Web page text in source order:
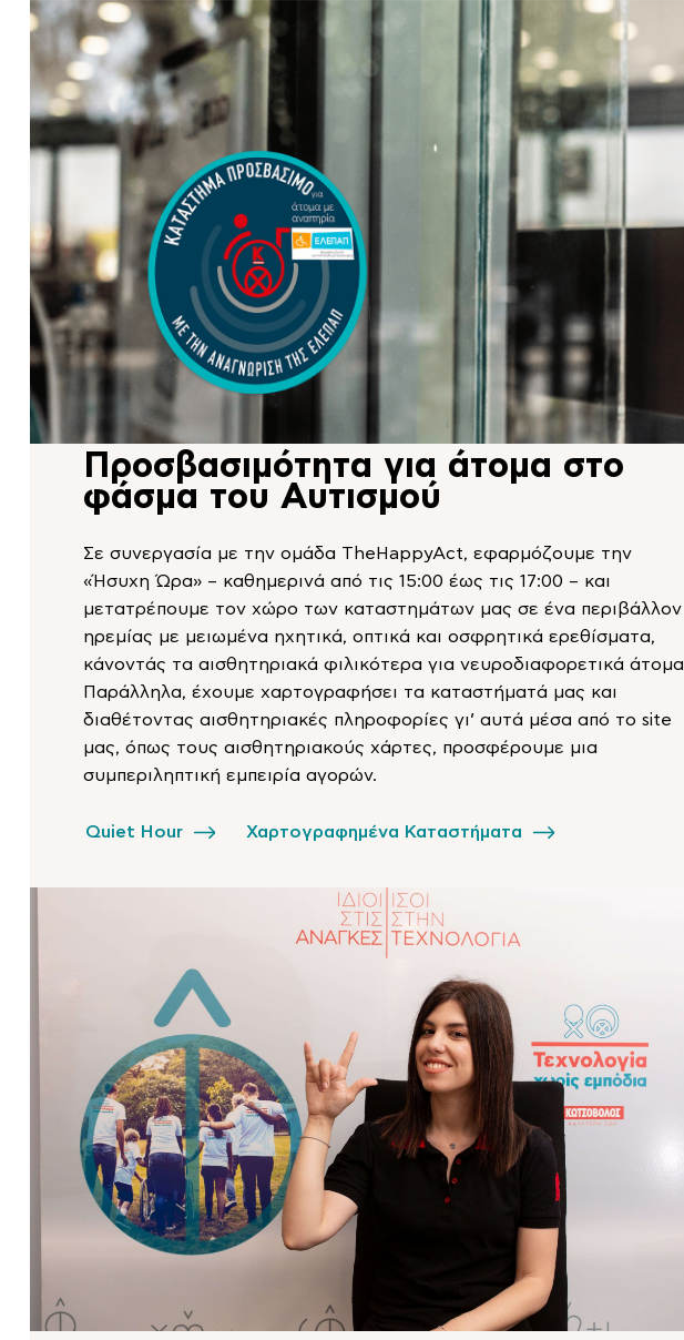
Προσβασιμότητα για άτομα στο
φάσμα του Αυτισμού
Σε συνεργασία με την ομάδα TheHappyAct, εφαρμόζουμε την
«Ήσυχη Ώρα» – καθημερινά από τις 15:00 έως τις 17:00 – και
μετατρέπουμε τον χώρο των καταστημάτων μας σε ένα περιβάλλον
ηρεμίας με μειωμένα ηχητικά, οπτικά και οσφρητικά ερεθίσματα,
κάνοντάς τα αισθητηριακά φιλικότερα για νευροδιαφορετικά άτομα.
Παράλληλα, έχουμε χαρτογραφήσει τα καταστήματά μας και
διαθέτοντας αισθητηριακές πληροφορίες γι’ αυτά μέσα από το site
μας, όπως τους αισθητηριακούς χάρτες, προσφέρουμε μια
συμπεριληπτική εμπειρία αγορών.
Quiet Hour Χαρτογραφημένα Καταστήματα